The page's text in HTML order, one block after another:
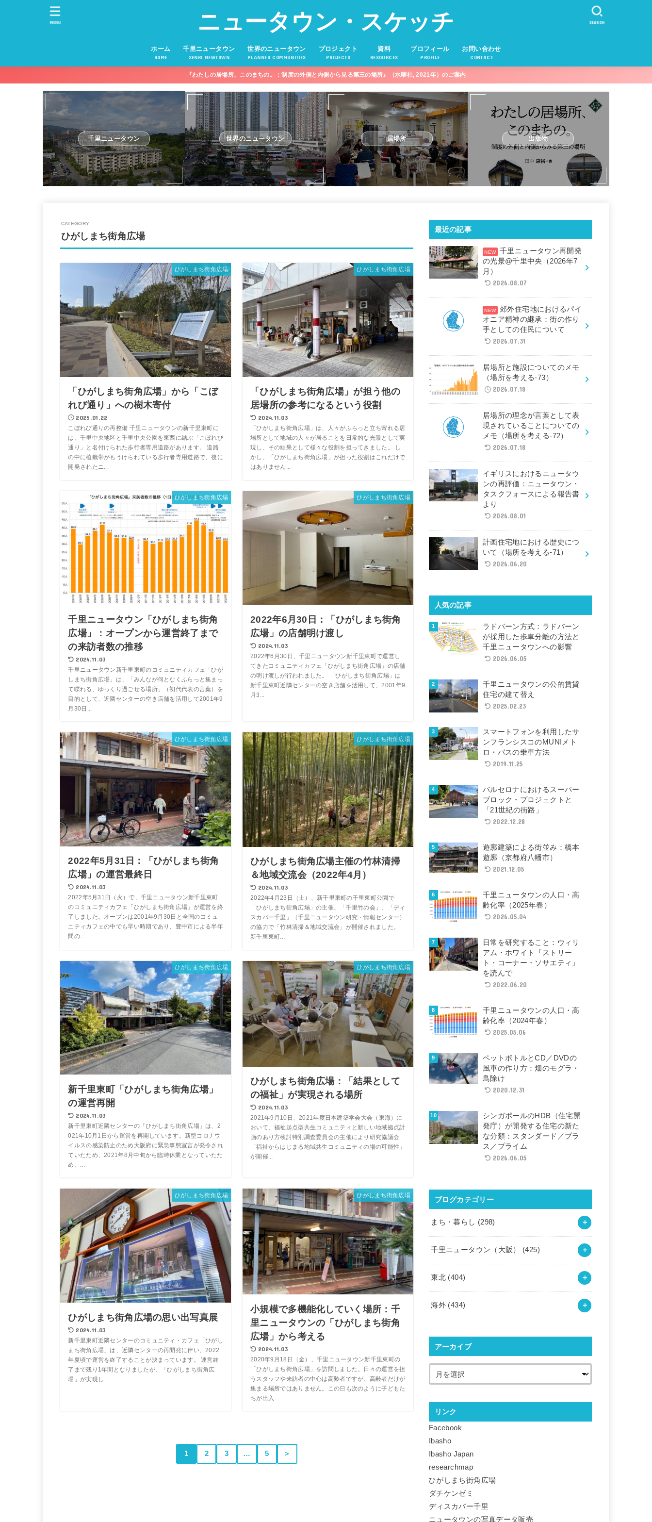
ニュータウン・スケッチ
ホーム
HOME
千里ニュータウン
SENRI NEWTOWN
世界のニュータウン
PLANNED COMMUNITIES
プロジェクト
PROJECTS
資料
RESOURCES
プロフィール
PROFILE
お問い合わせ
CONTACT
SEARCH
MENU
『わたしの居場所、このまちの。：制度の外側と内側から見る第三の場所』（水曜社, 2021年）のご案内
千里ニュータウン 世界のニュータウン 居場所 出版物
ひがしまち街角広場
ひがしまち街角広場
「ひがしまち街角広場」から「こぼ
れび通り」への樹木寄付
2025.01.22
こぼれび通りの再整備 千里ニュータウンの新千里東町に
は、千里中央地区と千里中央公園を東西に結ぶ「こぼれび
通り」と名付けられた歩行者専用道路があります。 道路
の中に植栽帯がもうけられている歩行者専用道路で、後に
開発されたニ...
ひがしまち街角広場
「ひがしまち街角広場」が担う他の
居場所の参考になるという役割
2024.11.03
「ひがしまち街角広場」は、人々がふらっと立ち寄れる居
場所として地域の人々が居ることを日常的な光景として実
現し、その結果として様々な役割を担ってきました。 し
かし、「ひがしまち街角広場」が担った役割はこれだけで
はありません...
ひがしまち街角広場
千里ニュータウン「ひがしまち街角
広場」：オープンから運営終了まで
の来訪者数の推移
2024.11.03
千里ニュータウン新千里東町のコミュニティカフェ「ひが
しまち街角広場」は、「みんなが何となくふらっと集まっ
て喋れる、ゆっくり過ごせる場所」（初代代表の言葉）を
目的として、近隣センターの空き店舗を活用して2001年9
月30日...
ひがしまち街角広場
2022年6月30日：「ひがしまち街角
広場」の店舗明け渡し
2024.11.03
2022年6月30日、千里ニュータウン新千里東町で運営し
てきたコミュニティカフェ「ひがしまち街角広場」の店舗
の明け渡しが行われました。 「ひがしまち街角広場」は
新千里東町近隣センターの空き店舗を活用して、2001年9
月3...
ひがしまち街角広場
2022年5月31日：「ひがしまち街角
広場」の運営最終日
2024.11.03
2022年5月31日（火）で、千里ニュータウン新千里東町
のコミュニティカフェ「ひがしまち街角広場」が運営を終
了しました。オープンは2001年9月30日と全国のコミュ
ニティカフェの中でも早い時期であり、豊中市による半年
間の...
ひがしまち街角広場
ひがしまち街角広場主催の竹林清掃
＆地域交流会（2022年4月）
2024.11.03
2022年4月23日（土）、新千里東町の千里東町公園で
「ひがしまち街角広場」の主催、「千里竹の会」、「ディ
スカバー千里」（千里ニュータウン研究・情報センター）
の協力で「竹林清掃＆地域交流会」が開催されました。
新千里東町...
ひがしまち街角広場
新千里東町「ひがしまち街角広場」
の運営再開
2024.11.03
新千里東町近隣センターの「ひがしまち街角広場」は、2
021年10月1日から運営を再開しています。新型コロナウ
イルスの感染防止のため大阪府に緊急事態宣言が発令され
ていたため、2021年8月中旬から臨時休業となっていたた
め、...
ひがしまち街角広場
ひがしまち街角広場：「結果として
の福祉」が実現される場所
2024.11.03
2021年9月10日、2021年度日本建築学会大会（東海）に
おいて、福祉起点型共生コミュニティと新しい地域拠点計
画のあり方検討特別調査委員会の主催により研究協議会
「福祉からはじまる地域共生コミュニティの場の可能性」
が開催...
ひがしまち街角広場
ひがしまち街角広場の思い出写真展
2024.11.03
新千里東町近隣センターのコミュニティ・カフェ「ひがし
まち街角広場」は、近隣センターの再開発に伴い、2022
年夏頃で運営を終了することが決まっています。 運営終
了まで残り1年間となりましたが、「ひがしまち街角広
場」が実現し...
ひがしまち街角広場
小規模で多機能化していく場所：千
里ニュータウンの「ひがしまち街角
広場」から考える
2024.11.03
2020年9月18日（金）、千里ニュータウン新千里東町の
「ひがしまち街角広場」を訪問しました。日々の運営を担
うスタッフや来訪者の中心は高齢者ですが、高齢者だけが
集まる場所ではありません。この日も次のように子どもた
ちが出入...
1 2 3 … 5 ＞
最近の記事
千里ニュータウン再開発
の光景@千里中央（2026年7
月）
2026.08.07
郊外住宅地におけるパイ
オニア精神の継承：街の作り
手としての住民について
2026.07.31
居場所と施設についてのメモ
（場所を考える-73）
2026.07.18
居場所の理念が言葉として表
現されていることについての
メモ（場所を考える-72）
2026.07.18
イギリスにおけるニュータウ
ンの再評価：ニュータウン・
タスクフォースによる報告書
より
2026.08.01
計画住宅地における歴史につ
いて（場所を考える-71）
2026.06.20
人気の記事
ラドバーン方式：ラドバーン
が採用した歩車分離の方法と
千里ニュータウンへの影響
2026.06.05
千里ニュータウンの公的賃貸
住宅の建て替え
2025.02.23
スマートフォンを利用したサ
ンフランシスコのMUNIメト
ロ・バスの乗車方法
2019.11.25
バルセロナにおけるスーパー
ブロック・プロジェクトと
「21世紀の街路」
2022.12.28
遊廓建築による街並み：橋本
遊廓（京都府八幡市）
2021.12.05
千里ニュータウンの人口・高
齢化率（2025年春）
2026.05.04
日常を研究すること：ウィリ
アム・ホワイト『ストリー
ト・コーナー・ソサエティ』
を読んで
2022.06.20
千里ニュータウンの人口・高
齢化率（2024年春）
2025.05.06
ペットボトルとCD／DVDの
風車の作り方：畑のモグラ・
鳥除け
2020.12.31
シンガポールのHDB（住宅開
発庁）が開発する住宅の新た
な分類：スタンダード／プラ
ス／プライム
2026.06.05
ブログカテゴリー
まち・暮らし (298)
千里ニュータウン（大阪） (425)
東北 (404)
海外 (434)
アーカイブ
リンク
Facebook
Ibasho
Ibasho Japan
researchmap
ひがしまち街角広場
ダチケンゼミ
ディスカバー千里
ニュータウンの写真データ販売